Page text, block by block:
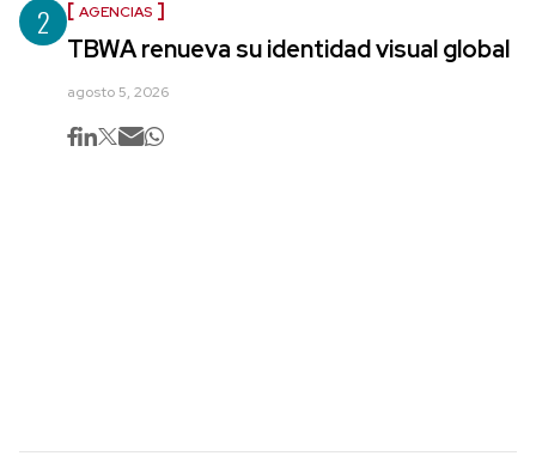
2 AGENCIAS
TBWA renueva su identidad visual global
agosto 5, 2026